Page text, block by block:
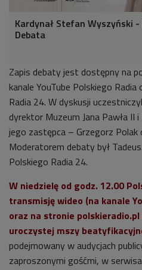
Kardynał Stefan Wyszyński
Debata
Zapis debaty jest dostępny na
kanale YouTube Polskiego
Radia 24. W dyskusji
dyrektor Muzeum Jana Pawła II
jego zastępca – Grzegorz Polak
Moderatorem debaty był
Polskiego Radia 24.
W niedzielę od godz. 12.00
transmisję wideo (na kanale
oraz na stronie
uroczystej mszy
podejmowany w audycjach
zaproszonymi gośćmi, w